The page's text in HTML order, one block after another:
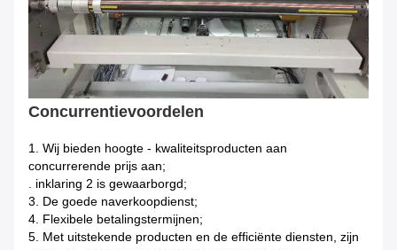
Concurrentievoordelen
1. Wij bieden hoogte - kwaliteitsproducten aan
concurrerende prijs aan;
. inklaring 2 is gewaarborgd;
3. De goede naverkoopdienst;
4. Flexibele betalingstermijnen;
5. Met uitstekende producten en de efficiënte diensten, zijn